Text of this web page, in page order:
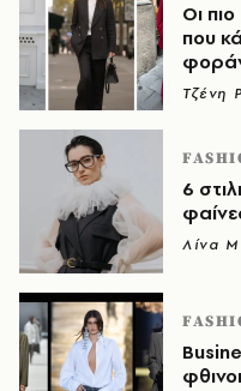
Οι
που
Τζένη
6
Λίνα